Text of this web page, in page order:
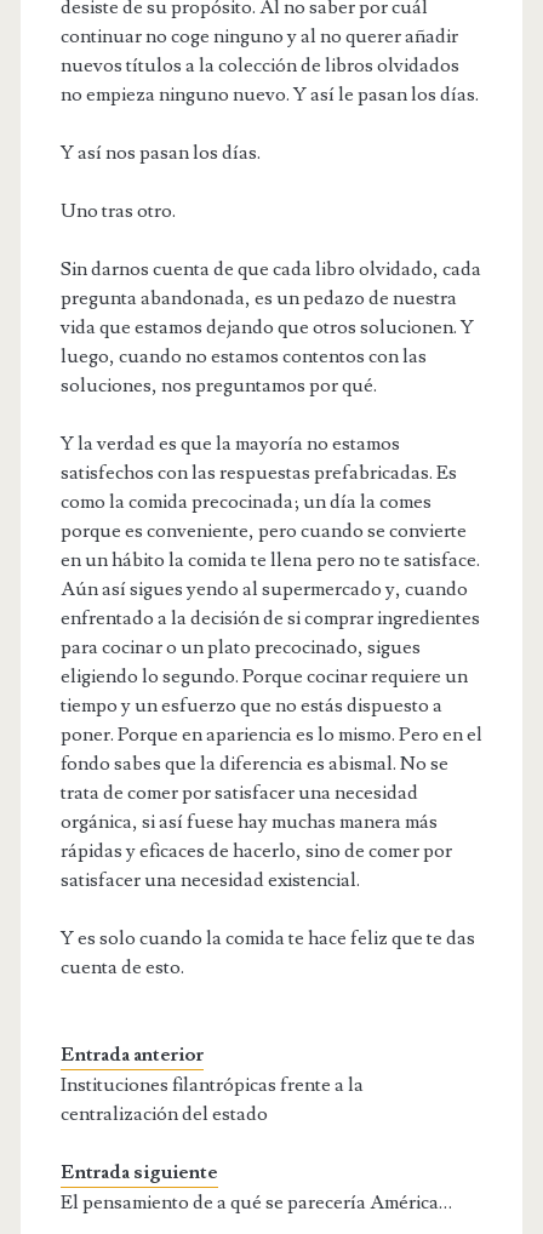
desiste de su propósito. Al no saber por cuál
continuar no coge ninguno y al no querer añadir
nuevos títulos a la colección de libros olvidados
no empieza ninguno nuevo. Y así le pasan los días.
Y así nos pasan los días.
Uno tras otro.
Sin darnos cuenta de que cada libro olvidado, cada
pregunta abandonada, es un pedazo de nuestra
vida que estamos dejando que otros solucionen. Y
luego, cuando no estamos contentos con las
soluciones, nos preguntamos por qué.
Y la verdad es que la mayoría no estamos
satisfechos con las respuestas prefabricadas. Es
como la comida precocinada; un día la comes
porque es conveniente, pero cuando se convierte
en un hábito la comida te llena pero no te satisface.
Aún así sigues yendo al supermercado y, cuando
enfrentado a la decisión de si comprar ingredientes
para cocinar o un plato precocinado, sigues
eligiendo lo segundo. Porque cocinar requiere un
tiempo y un esfuerzo que no estás dispuesto a
poner. Porque en apariencia es lo mismo. Pero en el
fondo sabes que la diferencia es abismal. No se
trata de comer por satisfacer una necesidad
orgánica, si así fuese hay muchas manera más
rápidas y eficaces de hacerlo, sino de comer por
satisfacer una necesidad existencial.
Y es solo cuando la comida te hace feliz que te das
cuenta de esto.
Entrada anterior
Instituciones filantrópicas frente a la
centralización del estado
Entrada siguiente
El pensamiento de a qué se parecería América…